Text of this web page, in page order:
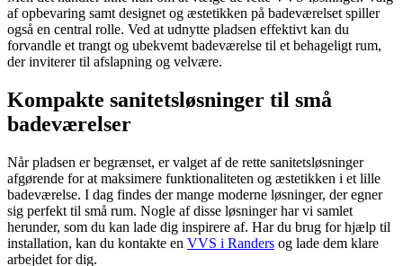
af opbevaring samt designet og æstetikken på badeværelset spiller
også en central rolle. Ved at udnytte pladsen effektivt kan du
forvandle et trangt og ubekvemt badeværelse til et behageligt rum,
der inviterer til afslapning og velvære.
Kompakte sanitetsløsninger til små
badeværelser
Når pladsen er begrænset, er valget af de rette sanitetsløsninger
afgørende for at maksimere funktionaliteten og æstetikken i et lille
badeværelse. I dag findes der mange moderne løsninger, der egner
sig perfekt til små rum. Nogle af disse løsninger har vi samlet
herunder, som du kan lade dig inspirere af. Har du brug for hjælp til
installation, kan du kontakte en VVS i Randers og lade dem klare
arbejdet for dig.